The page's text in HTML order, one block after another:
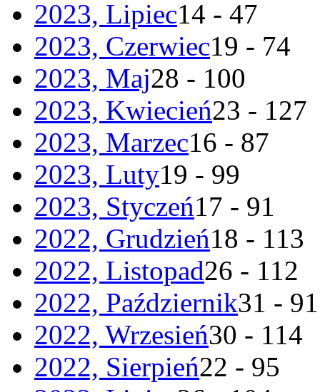
2023, Lipiec14 - 47
2023, Czerwiec19 - 74
2023, Maj28 - 100
2023, Kwiecień23 - 127
2023, Marzec16 - 87
2023, Luty19 - 99
2023, Styczeń17 - 91
2022, Grudzień18 - 113
2022, Listopad26 - 112
2022, Październik31 - 91
2022, Wrzesień30 - 114
2022, Sierpień22 - 95